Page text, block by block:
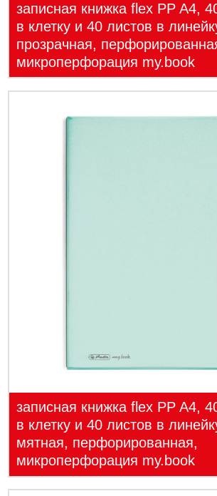
записная книжка flex PP A4,
в клетку и 40 листов в
прозрачная,
микроперфорация my.book
записная книжка flex PP A4,
в клетку и 40 листов в
мятная, перфорированная,
микроперфорация my.book